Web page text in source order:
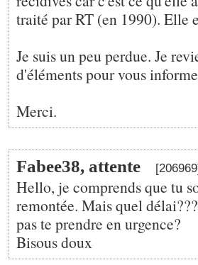
traité par RT (en 1990). Elle
Je suis un peu perdue. Je
d'éléments pour vous
Merci.
Fabee38, attente
Hello, je comprends que tu
remontée. Mais quel
pas te prendre en urgence?
Bisous doux